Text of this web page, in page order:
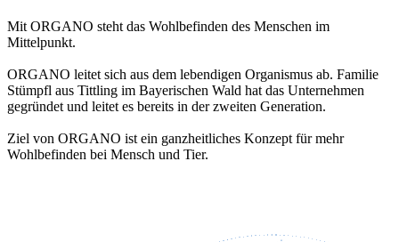
Mit ORGANO steht das Wohlbefinden des Menschen im
Mittelpunkt.
ORGANO leitet sich aus dem lebendigen Organismus ab. Familie
Stümpfl aus Tittling im Bayerischen Wald hat das Unternehmen
gegründet und leitet es bereits in der zweiten Generation.
Ziel von ORGANO ist ein ganzheitliches Konzept für mehr
Wohlbefinden bei Mensch und Tier.